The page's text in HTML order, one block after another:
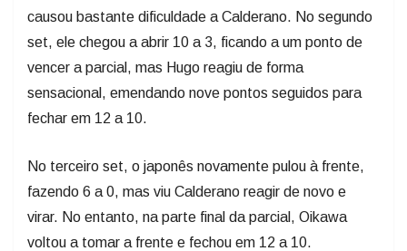
causou bastante dificuldade a Calderano. No segundo
set, ele chegou a abrir 10 a 3, ficando a um ponto de
vencer a parcial, mas Hugo reagiu de forma
sensacional, emendando nove pontos seguidos para
fechar em 12 a 10.
No terceiro set, o japonês novamente pulou à frente,
fazendo 6 a 0, mas viu Calderano reagir de novo e
virar. No entanto, na parte final da parcial, Oikawa
voltou a tomar a frente e fechou em 12 a 10.